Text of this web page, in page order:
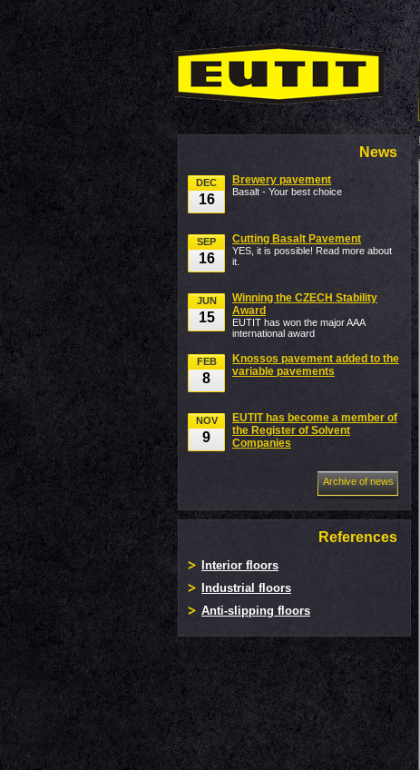
News
DEC
16
Brewery pavement
Basalt - Your best choice
SEP
16
Cutting Basalt Pavement
YES, it is possible! Read more about
it.
JUN
15
Winning the CZECH Stability
Award
EUTIT has won the major AAA
international award
FEB
8
Knossos pavement added to the
variable pavements
NOV
9
EUTIT has become a member of
the Register of Solvent
Companies
Archive of news
References
Interior floors
Industrial floors
Anti-slipping floors